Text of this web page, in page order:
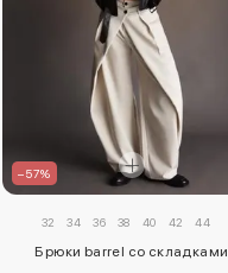
–57%
32 34 36 38 40 42 44
Брюки barrel со складками